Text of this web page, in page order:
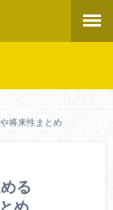
将来性まとめ
る
め